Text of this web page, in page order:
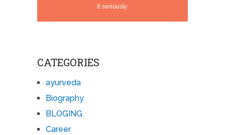
it seriously
CATEGORIES
ayurveda
Biography
BLOGING
Career